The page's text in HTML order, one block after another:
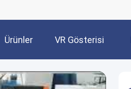
Ürünler VR Gösterisi